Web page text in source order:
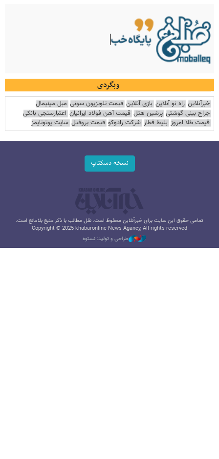
وبگردی
خبرآنلاین راه نو آنلاین بازی آنلاین قیمت تلویزیون سونی مبل مینیمال
جراح بینی گوشتی پرشین هتل قیمت آهن فولاد ایرانیان اعتبارسنجی بانکی
قیمت طلا امروز بلیط قطار شرکت رادوکو قیمت پروفیل سایت یوتوتایمز
نسخه دسکتاپ
تمامی حقوق این سایت برای خبرآنلاین محفوظ است. نقل مطالب با ذکر منبع بلامانع است.
Copyright © 2025 khabaronline News Agancy, All rights reserved
طراحی و تولید: نستوه